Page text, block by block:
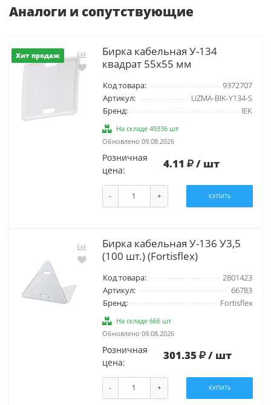
Аналоги и сопутствующие
Хит продаж
Бирка кабельная У-134
квадрат 55х55 мм
Код товара:
9372707
Артикул:
UZMA-BIK-Y134-S
Бренд:
IEK
На складе 49336 шт
Обновлено 09.08.2026
Розничная
цена:
4.11 / шт
- + КУПИТЬ
Бирка кабельная У-136 У3,5
(100 шт.) (Fortisflex)
Код товара:
2801423
Артикул:
66783
Бренд:
Fortisflex
На складе 666 шт
Обновлено 09.08.2026
Розничная
цена:
301.35 / шт
- + КУПИТЬ